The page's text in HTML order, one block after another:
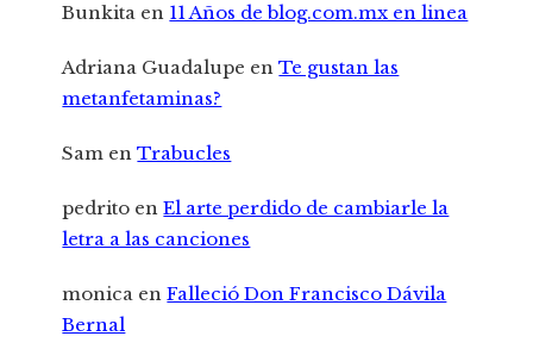
Bunkita en 11 Años de blog.com.mx en linea
Adriana Guadalupe enTe gustan las
metanfetaminas?
Sam enTrabucles
pedrito enEl arte perdido de cambiarle la
letra a las canciones
monica enFalleció Don Francisco Dávila
Bernal